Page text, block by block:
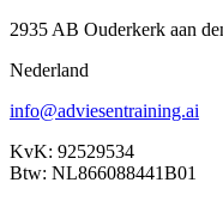
2935 AB Ouderkerk aan
Nederland
info@adviesentraining.ai
KvK: 92529534
Btw: NL866088441B01